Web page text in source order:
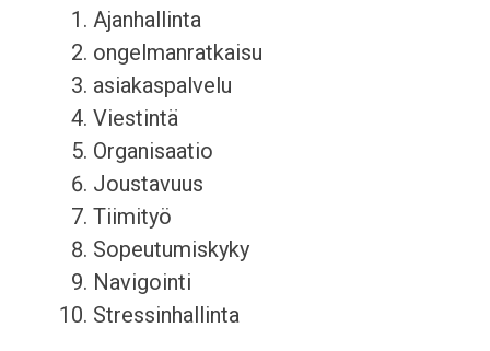
Ajanhallinta
ongelmanratkaisu
asiakaspalvelu
Viestintä
Organisaatio
Joustavuus
Tiimityö
Sopeutumiskyky
Navigointi
Stressinhallinta